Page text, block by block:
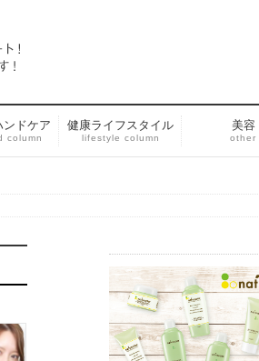
ンドケア
column
健康ライフスタイル
lifestyle column
美容
other